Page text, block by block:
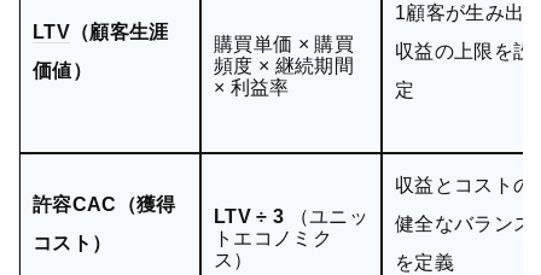
LTV（顧客生涯
価値）
購買単価 × 購買
頻度 × 継続期間
× 利益率
1顧客が生み出
収益の上限を設
定
許容CAC（獲得
コスト）
LTV ÷ 3 （ユニッ
トエコノミク
ス）
収益とコストの
健全なバランス
を定義